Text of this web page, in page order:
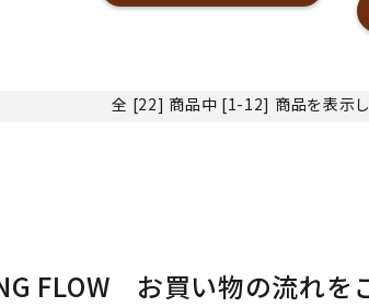
全 [22] 商品中 [1-12] 商品を表示
FLOW お買い物の流れを